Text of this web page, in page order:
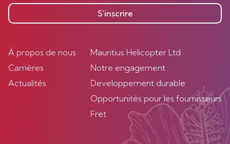
S’inscrire
À propos de nous
Carrières
Actualités
Mauritius Helicopter Ltd
Notre engagement
Developpement durable
Opportunités pour les fournisseurs
Fret